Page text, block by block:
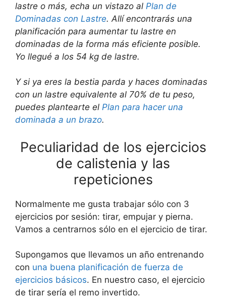
lastre o más, echa un vistazo al Plan de
Dominadas con Lastre. Allí encontrarás una
planificación para aumentar tu lastre en
dominadas de la forma más eficiente posible.
Yo llegué a los 54 kg de lastre.
Y si ya eres la bestia parda y haces dominadas
con un lastre equivalente al 70% de tu peso,
puedes plantearte el Plan para hacer una
dominada a un brazo.
Peculiaridad de los ejercicios
de calistenia y las
repeticiones
Normalmente me gusta trabajar sólo con 3
ejercicios por sesión: tirar, empujar y pierna.
Vamos a centrarnos sólo en el ejercicio de tirar.
Supongamos que llevamos un año entrenando
con una buena planificación de fuerza de
ejercicios básicos. En nuestro caso, el ejercicio
de tirar sería el remo invertido.